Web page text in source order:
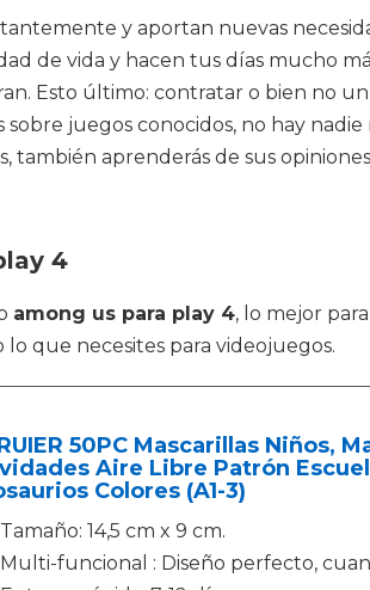
y aportan nuevas
de vida y hacen tus días mucho
Esto último: contratar o bien no
juegos conocidos, no hay
aprenderás de sus
4
among us para play 4, lo mejor
que necesites para videojuegos.
50PC Mascarillas Niños,
Aire Libre Patrón
Colores (A1-3)
Tamaño: 14,5 cm x 9 cm.
Multi-funcional : Diseño perfecto,